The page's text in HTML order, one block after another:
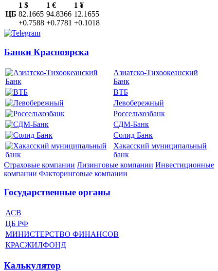
ЦБ
1 $
82.1665
+0.7588
1 €
94.8366
+0.7781
1 ¥
12.1655
+0.1018
Банки Красноярска
Азиатско-Тихоокеанский
Банк
ВТБ
Левобережный
Россельхозбанк
СДМ-Банк
Солид Банк
Хакасский муниципальный
банк
Страховые компании Лизинговые компании Инвестиционные
компании Факторинговые компании
Государственные органы
АСВ
ЦБ РФ
МИНИСТЕРСТВО ФИНАНСОВ
КРАСЖИЛФОНД
Калькулятор